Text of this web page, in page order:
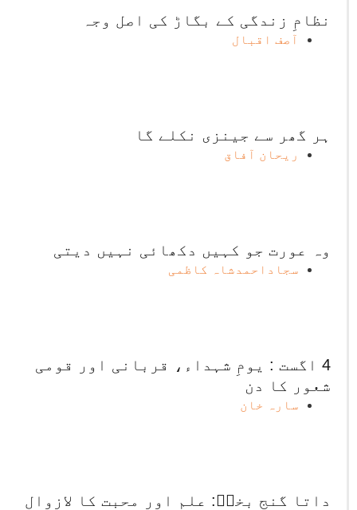
نظامِ زندگی کے بگاڑ کی اصل وجہ
آصف اقبال
ہر گھر سے جینزی نکلے گا
ریحان آفاق
وہ عورت جو کہیں دکھائی نہیں دیتی
سجاداحمدشاہ کاظمی
4 اگست : یومِ شہداء، قربانی اور قومی
شعور کا دن
سارہ خان
داتا گنج بخشؒ: علم اور محبت کا لازوال